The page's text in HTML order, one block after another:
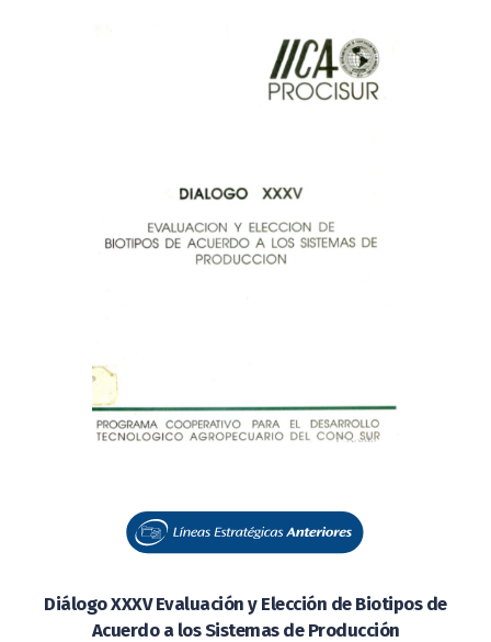
Diálogo XXXV Evaluación y Elección de Biotipos de
Acuerdo a los Sistemas de Producción